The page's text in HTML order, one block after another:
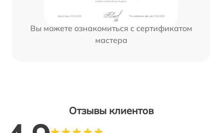
Вы можете ознакомиться с сертификатом
мастера
Отзывы клиентов